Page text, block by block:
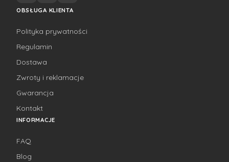
OBSŁUGA KLIENTA
Polityka prywatności
Regulamin
Dostawa
Zwroty i reklamacje
Gwarancja
Kontakt
INFORMACJE
FAQ
Blog